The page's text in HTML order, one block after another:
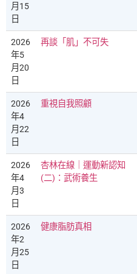
月15
日
2026
年5
月20
日
再談「肌」不可失
2026
年4
月22
日
重視自我照顧
2026
年4
月3
日
杏林在線｜運動新認知
(二)：武術養生
2026
年2
月25
日
健康脂肪真相